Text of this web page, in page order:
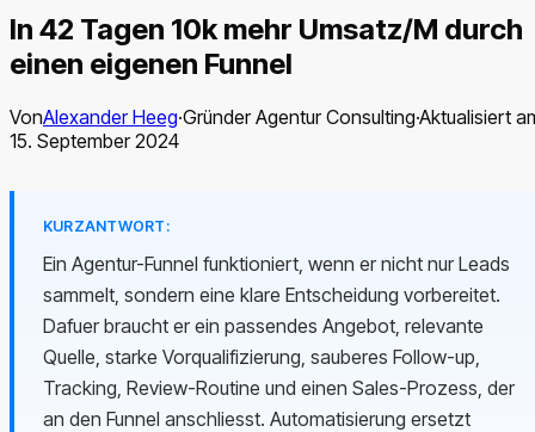
In 42 Tagen 10k mehr Umsatz/M durch
einen eigenen Funnel
VonAlexander Heeg·Gründer Agentur Consulting·Aktualisiert
15. September 2024
KURZANTWORT:
Ein Agentur-Funnel funktioniert, wenn er nicht nur Leads
sammelt, sondern eine klare Entscheidung vorbereitet.
Dafuer braucht er ein passendes Angebot, relevante
Quelle, starke Vorqualifizierung, sauberes Follow-up,
Tracking, Review-Routine und einen Sales-Prozess, der
an den Funnel anschliesst. Automatisierung ersetzt